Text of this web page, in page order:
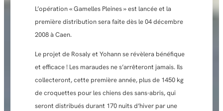
L’opération « Gamelles Pleines » est lancée et la
première distribution sera faite dès le 04 décembre
2008 à Caen.
Le projet de Rosaly et Yohann se révèlera bénéfique
et efficace ! Les maraudes ne s’arrêteront jamais. Ils
collecteront, cette première année, plus de 1450 kg
de croquettes pour les chiens des sans-abris, qui
seront distribués durant 170 nuits d’hiver par une